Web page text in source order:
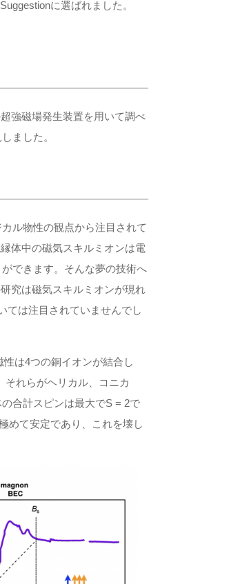
に選ばれました。
強磁場発生装置を用いて調べ
ました。
ル物性の観点から注目されて
体中の磁気スキルミオンは電
できます。そんな夢の技術へ
究は磁気スキルミオンが現れ
ては注目されていませんでし
は4つの銅イオンが結合し
れらがヘリカル、コニカ
合計スピンは最大でS = 2で
めて安定であり、これを壊し